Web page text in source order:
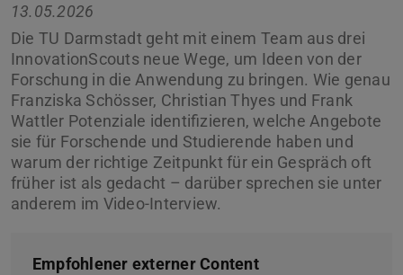
13.05.2026
Die TU Darmstadt geht mit einem Team aus drei
InnovationScouts neue Wege, um Ideen von der
Forschung in die Anwendung zu bringen. Wie genau
Franziska Schösser, Christian Thyes und Frank
Wattler Potenziale identifizieren, welche Angebote
sie für Forschende und Studierende haben und
warum der richtige Zeitpunkt für ein Gespräch oft
früher ist als gedacht – darüber sprechen sie unter
anderem im Video-Interview.
Empfohlener externer Content